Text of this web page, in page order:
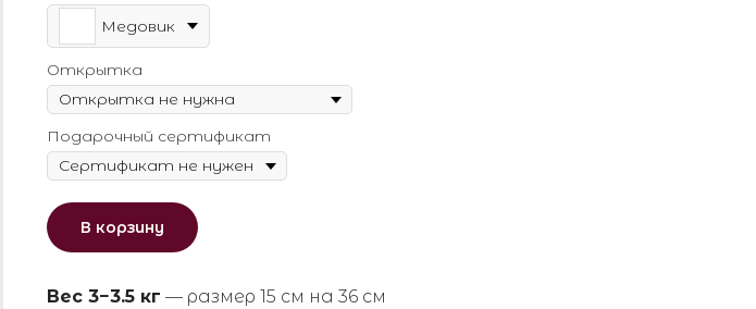
Медовик
Открытка
Подарочный сертификат
В корзину
Вес 3−3.5 кг — размер 15 см на 36 см